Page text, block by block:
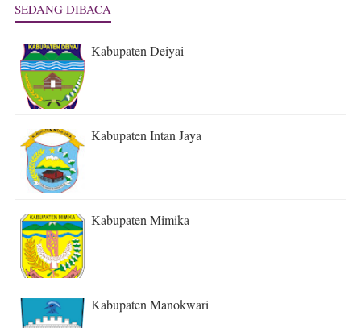
SEDANG DIBACA
Kabupaten Deiyai
Kabupaten Intan Jaya
Kabupaten Mimika
Kabupaten Manokwari